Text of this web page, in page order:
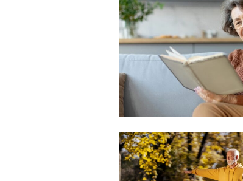
Free limited access